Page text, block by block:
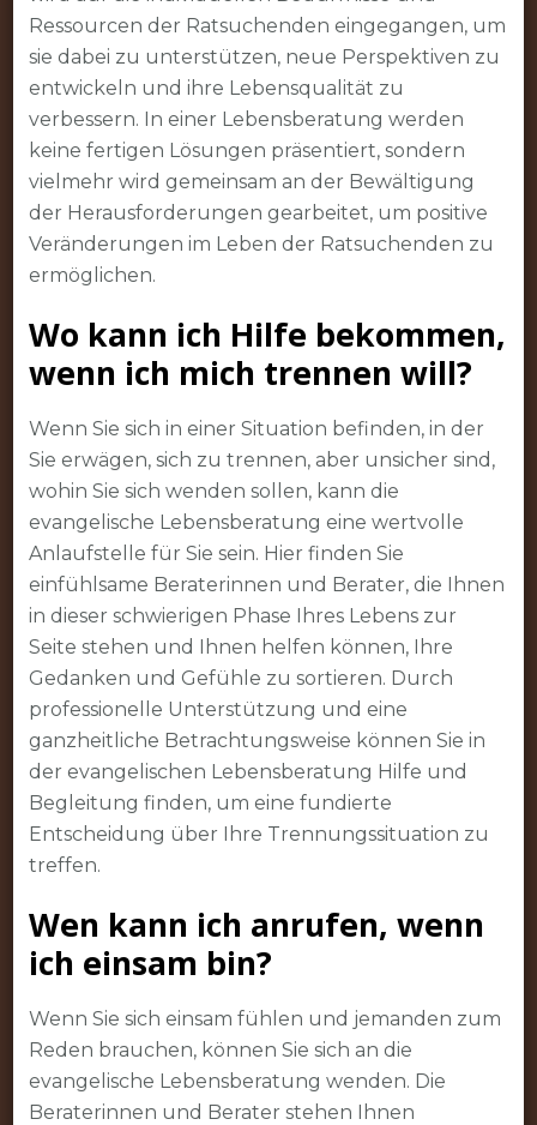
Ressourcen der Ratsuchenden eingegangen, um
sie dabei zu unterstützen, neue Perspektiven zu
entwickeln und ihre Lebensqualität zu
verbessern. In einer Lebensberatung werden
keine fertigen Lösungen präsentiert, sondern
vielmehr wird gemeinsam an der Bewältigung
der Herausforderungen gearbeitet, um positive
Veränderungen im Leben der Ratsuchenden zu
ermöglichen.
Wo kann ich Hilfe bekommen,
wenn ich mich trennen will?
Wenn Sie sich in einer Situation befinden, in der
Sie erwägen, sich zu trennen, aber unsicher sind,
wohin Sie sich wenden sollen, kann die
evangelische Lebensberatung eine wertvolle
Anlaufstelle für Sie sein. Hier finden Sie
einfühlsame Beraterinnen und Berater, die Ihnen
in dieser schwierigen Phase Ihres Lebens zur
Seite stehen und Ihnen helfen können, Ihre
Gedanken und Gefühle zu sortieren. Durch
professionelle Unterstützung und eine
ganzheitliche Betrachtungsweise können Sie in
der evangelischen Lebensberatung Hilfe und
Begleitung finden, um eine fundierte
Entscheidung über Ihre Trennungssituation zu
treffen.
Wen kann ich anrufen, wenn
ich einsam bin?
Wenn Sie sich einsam fühlen und jemanden zum
Reden brauchen, können Sie sich an die
evangelische Lebensberatung wenden. Die
Beraterinnen und Berater stehen Ihnen